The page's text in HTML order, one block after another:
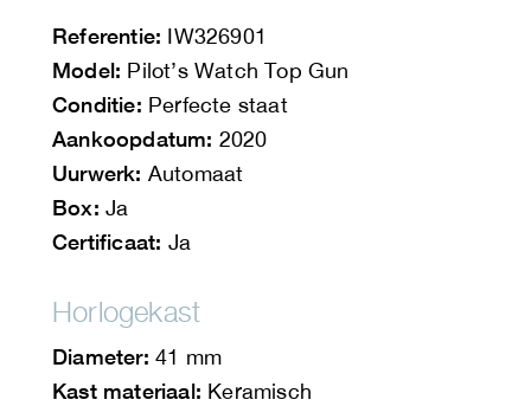
Referentie: IW326901
Model: Pilot’s Watch Top Gun
Conditie: Perfecte staat
Aankoopdatum: 2020
Uurwerk: Automaat
Box: Ja
Certificaat: Ja
Horlogekast
Diameter: 41 mm
Kast materiaal: Keramisch